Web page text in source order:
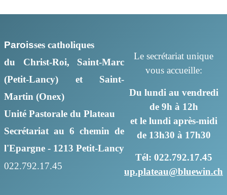
Paroisses catholiques
du Christ-Roi, Saint-Marc
(Petit-Lancy) et Saint-
Martin (Onex)
Unité Pastorale du Plateau
Secrétariat au 6 chemin de
l'Epargne - 1213 Petit-Lancy
022.792.17.45
Le secrétariat unique
vous accueille:
Du lundi au vendredi
de 9h à 12h
et le lundi après-midi
de 13h30 à 17h30
Tél: 022.792.17.45
up.plateau@bluewin.ch